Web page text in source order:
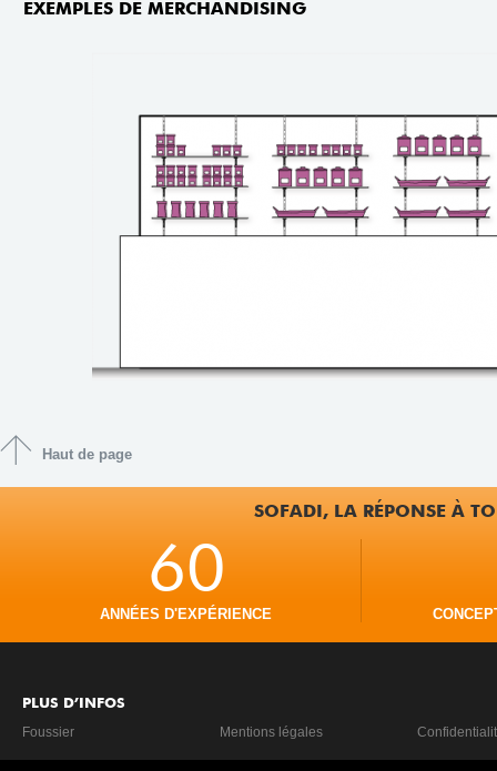
EXEMPLES DE MERCHANDISING
Haut de page
SOFADI, LA RÉPONSE À
60
ANNÉES D'EXPÉRIENCE
PLUS D’INFOS
Foussier Mentions légales